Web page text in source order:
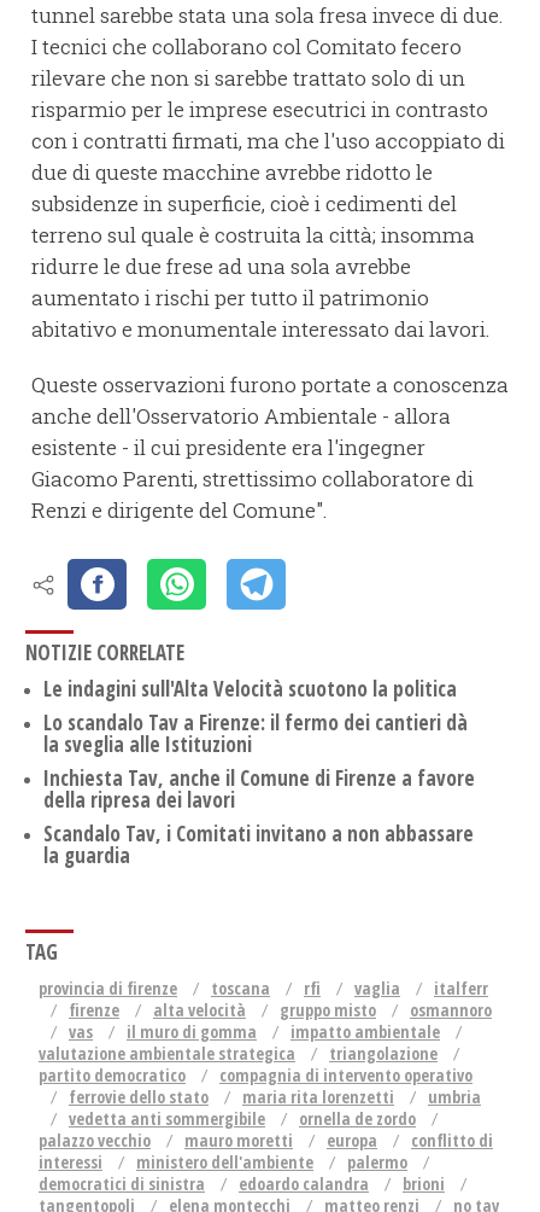
tunnel sarebbe stata una sola fresa invece di due.
I tecnici che collaborano col Comitato fecero
rilevare che non si sarebbe trattato solo di un
risparmio per le imprese esecutrici in contrasto
con i contratti firmati, ma che l'uso accoppiato di
due di queste macchine avrebbe ridotto le
subsidenze in superficie, cioè i cedimenti del
terreno sul quale è costruita la città; insomma
ridurre le due frese ad una sola avrebbe
aumentato i rischi per tutto il patrimonio
abitativo e monumentale interessato dai lavori.
Queste osservazioni furono portate a conoscenza
anche dell'Osservatorio Ambientale - allora
esistente - il cui presidente era l'ingegner
Giacomo Parenti, strettissimo collaboratore di
Renzi e dirigente del Comune".
NOTIZIE CORRELATE
Le indagini sull'Alta Velocità scuotono la politica
Lo scandalo Tav a Firenze: il fermo dei cantieri dà
la sveglia alle Istituzioni
Inchiesta Tav, anche il Comune di Firenze a favore
della ripresa dei lavori
Scandalo Tav, i Comitati invitano a non abbassare
la guardia
TAG
provincia di firenze toscana rfi vaglia
italferr
firenze
alta velocità gruppo misto
osmannoro
vas
il muro di gomma
impatto ambientale
valutazione ambientale strategica
triangolazione
partito democratico
compagnia di intervento operativo
ferrovie dello stato
maria rita lorenzetti
umbria
vedetta anti sommergibile
ornella de zordo
palazzo vecchio
mauro moretti europa
conflitto di
interessi
ministero dell'ambiente
palermo
democratici di sinistra
edoardo calandra
brioni
tangentopoli
elena montecchi matteo renzi
no tav